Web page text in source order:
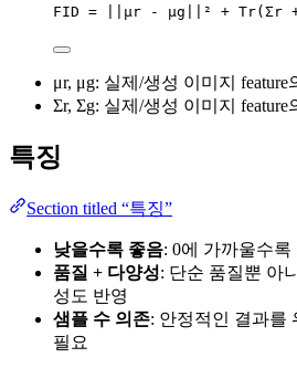
FID = ||μr - μg||² + Tr(Σr
μr, μg: 실제/생성 이미지 feature
Σr, Σg: 실제/생성 이미지 feature
특징
Section titled “특징”
낮을수록 좋음: 0에 가까울수
품질 + 다양성: 단순 품질뿐 아
성도 반영
샘플 수 의존: 안정적인 결과를
필요